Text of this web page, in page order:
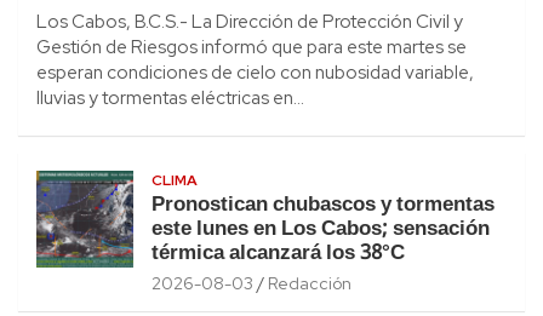
Los Cabos, B.C.S.- La Dirección de Protección Civil y
Gestión de Riesgos informó que para este martes se
esperan condiciones de cielo con nubosidad variable,
lluvias y tormentas eléctricas en…
CLIMA
Pronostican chubascos y tormentas
este lunes en Los Cabos; sensación
térmica alcanzará los 38°C
2026-08-03 Redacción